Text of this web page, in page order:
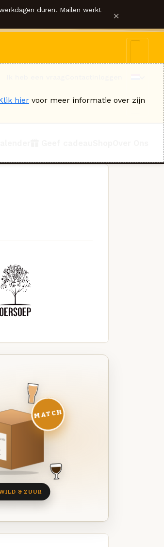
duren. Mailen werkt ×
MATCH
& ZUUR
hier voor meer informatie over zijn